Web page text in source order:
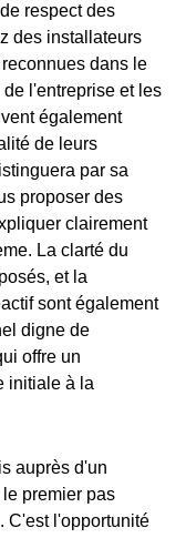
respect des
des installateurs
dans le
l'entreprise et les
également
de leurs
par sa
proposer des
clairement
La clarté du
et la
sont également
digne de
offre un
initiale à la
auprès d'un
premier pas
C'est l'opportunité